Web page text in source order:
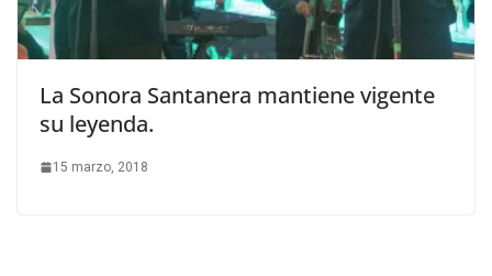
La Sonora Santanera mantiene vigente
su leyenda.
15 marzo, 2018